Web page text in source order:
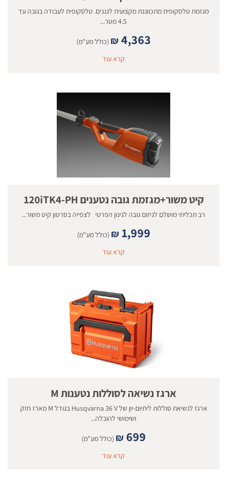
מגזמת טלסקופית מתכווננת מקצועית לגננים. טלסקופית לעבודה בגובה עד
4.5 מטר...
₪ 4,363
(כולל מע"מ)
קרא עוד
קיט משור+מגזמת גובה נטענים 120iTK4-PH
רב תכליתי מושלם לגיזום גובה לגינון הפרטי לצפייה בסרטון קיט משור...
₪ 1,999
(כולל מע"מ)
קרא עוד
ארגז נשיאה לסוללות נטענות M
ארגז לנשיאת סוללות ליתיום-יון של Husqvarna 36 V בגודל M מארז חזק
ושימושי להובלה...
₪ 699
(כולל מע"מ)
קרא עוד